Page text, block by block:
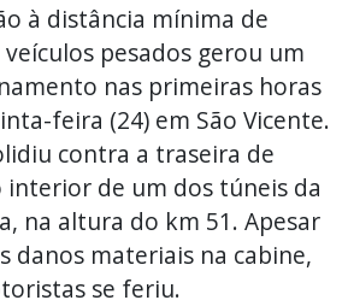
à distância mínima de
pesados gerou um
nas primeiras horas
feira (24) em São Vicente.
contra a traseira de
de um dos túneis da
na altura do km 51. Apesar
danos materiais na cabine,
se feriu.